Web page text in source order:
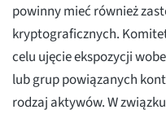
powinny mieć również
kryptograficznych.
celu ujęcie ekspozycji
lub grup powiązanych
rodzaj aktywów. W